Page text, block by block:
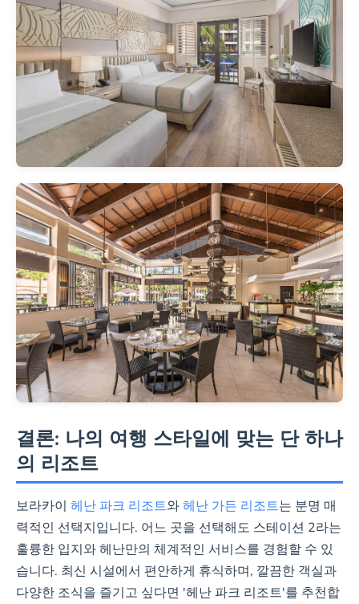
아름다운 정원, 대형 수영장, 전
용 해변
단점
해변과 거리 있음, 일부 객실 사
생활 이슈
시설 노후화, 1층 객실 모기 문
제
추천 여행객
신축 시설 선호, 커플, 친구, 가족
분위기 중시, 가족 여행, 수영장
& 해변을 동시에 즐기고픈 분
결론: 나의 여행 스타일에 맞는 단 하나
의 리조트
보라카이 헤난 파크 리조트와헤난 가든 리조트는 분명 매
력적인 선택지입니다. 어느 곳을 선택해도 스테이션 2라는
훌륭한 입지와 헤난만의 체계적인 서비스를 경험할 수 있
습니다. 최신 시설에서 편안하게 휴식하며, 깔끔한 객실과
다양한 조식을 즐기고 싶다면 '헤난 파크 리조트'를 추천합